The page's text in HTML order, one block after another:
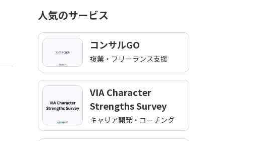
人気のサービス
コンサルGO
複業・フリーランス支援
VIA Character
Strengths Survey
キャリア開発・コーチング